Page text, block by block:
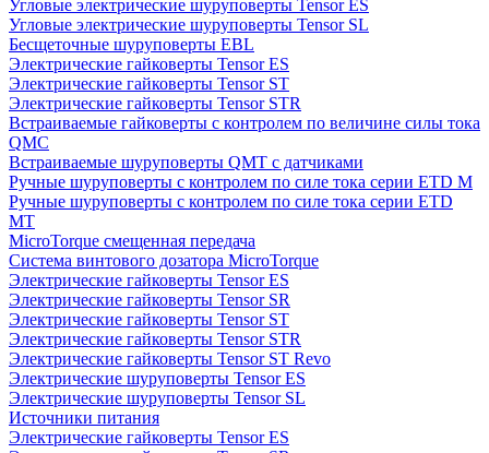
Угловые электрические шуруповерты Tensor ES
Угловые электрические шуруповерты Tensor SL
Бесщеточные шуруповерты EBL
Электрические гайковерты Tensor ES
Электрические гайковерты Tensor ST
Электрические гайковерты Tensor STR
Встраиваемые гайковерты с контролем по величине силы тока
QMC
Встраиваемые шуруповерты QMT с датчиками
Ручные шуруповерты с контролем по силе тока серии ETD M
Ручные шуруповерты с контролем по силе тока серии ETD
MT
MicroTorque смещенная передача
Система винтового дозатора MicroTorque
Электрические гайковерты Tensor ES
Электрические гайковерты Tensor SR
Электрические гайковерты Tensor ST
Электрические гайковерты Tensor STR
Электрические гайковерты Tensor ST Revo
Электрические шуруповерты Tensor ES
Электрические шуруповерты Tensor SL
Источники питания
Электрические гайковерты Tensor ES